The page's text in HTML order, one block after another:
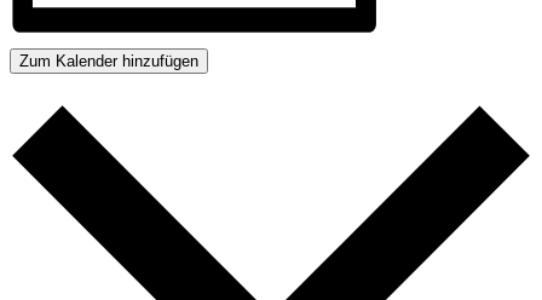
Zum Kalender hinzufügen